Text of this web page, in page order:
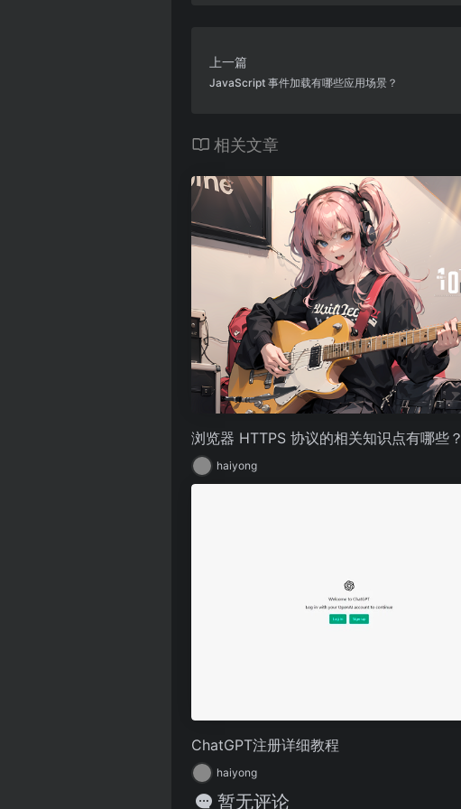
上一篇
JavaScript 事件加载有哪些应用场景？
相关文章
浏览器 HTTPS 协议的相关知识点有哪些？
haiyong
ChatGPT注册详细教程
haiyong
暂无评论